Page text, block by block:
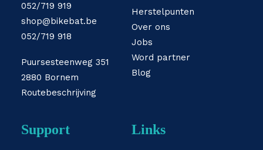
052/719 919
shop@bikebat.be
052/719 918
Puursesteenweg 351
2880 Bornem
Routebeschrijving
Herstelpunten
Over ons
Jobs
Word partner
Blog
Support Links